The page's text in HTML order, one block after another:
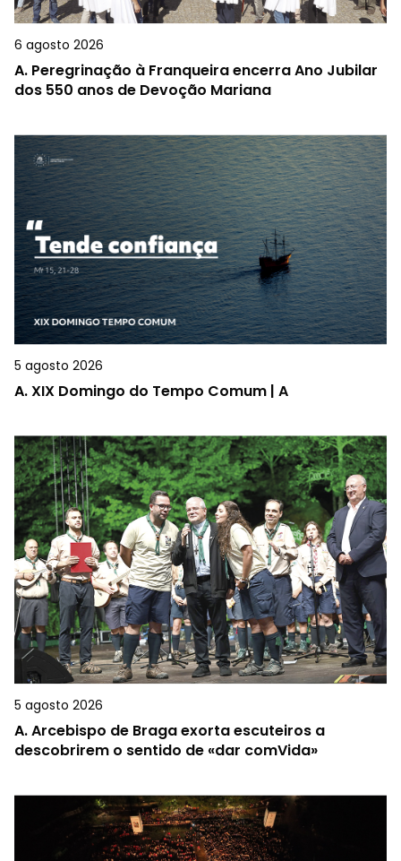
6 agosto 2026
A. Peregrinação à Franqueira encerra Ano Jubilar
dos 550 anos de Devoção Mariana
5 agosto 2026
A.XIX Domingo do Tempo Comum | A
5 agosto 2026
A.Arcebispo de Braga exorta escuteiros a
descobrirem o sentido de «dar comVida»